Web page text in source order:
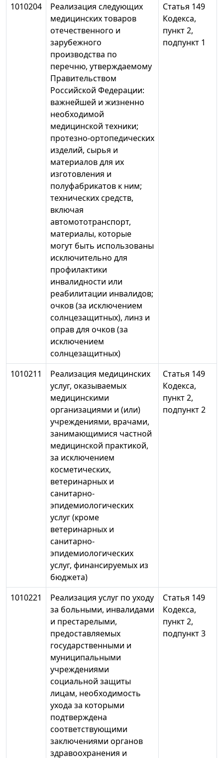
1010204
Реализация следующих
медицинских товаров
отечественного и
зарубежного
производства по
перечню, утверждаемому
Правительством
Российской Федерации:
важнейшей и жизненно
необходимой
медицинской техники;
протезно-ортопедических
изделий, сырья и
материалов для их
изготовления и
полуфабрикатов к ним;
технических средств,
включая
автомототранспорт,
материалы, которые
могут быть использованы
исключительно для
профилактики
инвалидности или
реабилитации инвалидов;
очков (за исключением
солнцезащитных), линз и
оправ для очков (за
исключением
солнцезащитных)
Статья 149
Кодекса,
пункт 2,
подпункт 1
1010211
Реализация медицинских
услуг, оказываемых
медицинскими
организациями и (или)
учреждениями, врачами,
занимающимися частной
медицинской практикой,
за исключением
косметических,
ветеринарных и
санитарно-
эпидемиологических
услуг (кроме
ветеринарных и
санитарно-
эпидемиологических
услуг, финансируемых из
бюджета)
Статья 149
Кодекса,
пункт 2,
подпункт 2
1010221
Реализация услуг по уходу
за больными, инвалидами
и престарелыми,
предоставляемых
государственными и
муниципальными
учреждениями
социальной защиты
лицам, необходимость
ухода за которыми
подтверждена
соответствующими
заключениями органов
здравоохранения и
Статья 149
Кодекса,
пункт 2,
подпункт 3